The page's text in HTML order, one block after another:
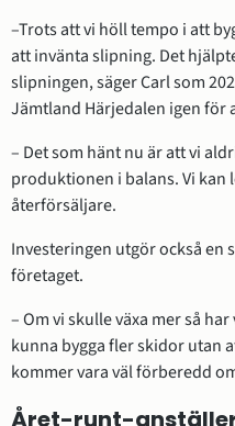
–Trots att vi höll tempo i att
att invänta slipning. Det
slipningen, säger Carl som
Jämtland Härjedalen igen för
– Det som hänt nu är att vi
produktionen i balans. Vi
återförsäljare.
Investeringen utgör också
företaget.
– Om vi skulle växa mer så
kunna bygga fler skidor utan
kommer vara väl förberedd
Året-runt-